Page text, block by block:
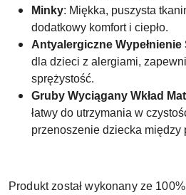
Minky: Miękka, puszysta
dodatkowy komfort i ciepło.
Antyalergiczne
dla dzieci z alergiami,
sprężystość.
Gruby Wyciągany Wkład
łatwy do utrzymania w
przenoszenie dziecka między
Produkt został wykonany ze